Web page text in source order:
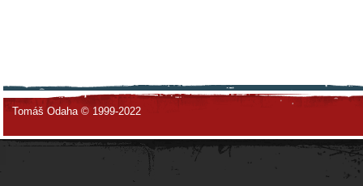
Tomáš Odaha © 1999-2022